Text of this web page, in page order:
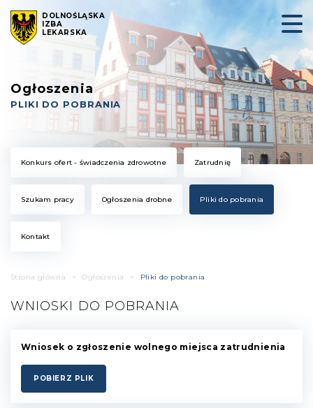
DOLNOŚLĄSKA
IZBA
LEKARSKA
Ogłoszenia
PLIKI DO POBRANIA
Konkurs ofert - świadczenia zdrowotne Zatrudnię
Szukam pracy Ogłoszenia drobne Pliki do pobrania
Kontakt
Strona główna > Ogłoszenia > Pliki do pobrania
WNIOSKI DO POBRANIA
Wniosek o zgłoszenie wolnego miejsca zatrudnienia
POBIERZ PLIK